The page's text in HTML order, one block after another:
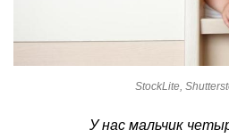
StockLite,
У нас мальчик